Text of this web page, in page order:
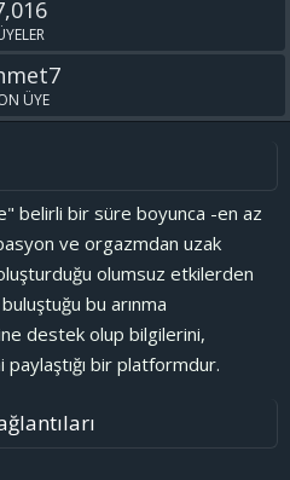
ÜYE
belirli bir süre boyunca -en az
ve orgazmdan uzak
oluşturduğu olumsuz etkilerden
bu arınma
destek olup bilgilerini,
bir platformdur.